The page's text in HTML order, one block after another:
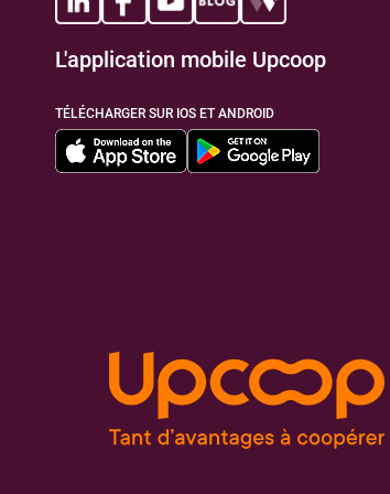
L'application mobile Upcoop
TÉLÉCHARGER SUR IOS ET ANDROID